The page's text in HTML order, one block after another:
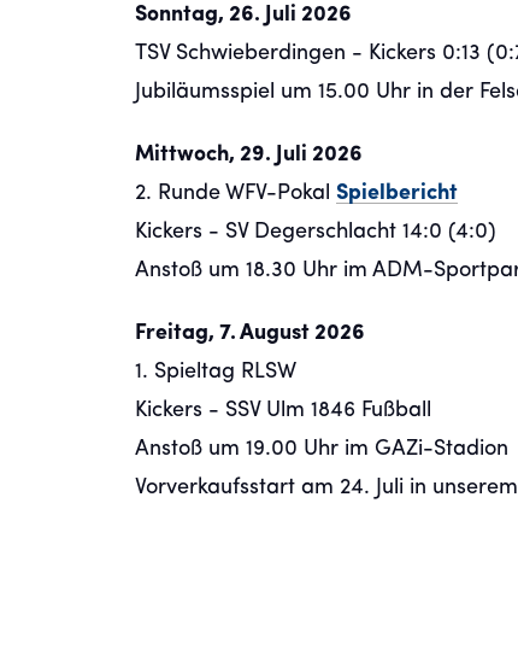
Sonntag, 26. Juli 2026
TSV Schwieberdingen - Kickers 0:13
Jubiläumsspiel um 15.00 Uhr in der
Mittwoch, 29. Juli 2026
2. Runde WFV-Pokal Spielbericht
Kickers - SV Degerschlacht 14:0 (4:0)
Anstoß um 18.30 Uhr im ADM-
Freitag, 7. August 2026
1. Spieltag RLSW
Kickers - SSV Ulm 1846 Fußball
Anstoß um 19.00 Uhr im GAZi-Stadion
Vorverkaufsstart am 24. Juli in unserem